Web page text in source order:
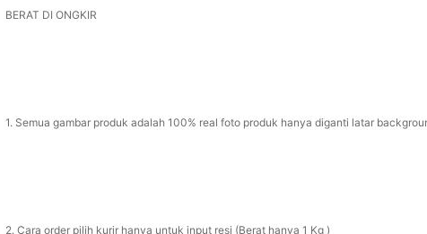
BERAT DI ONGKIR
1. Semua gambar produk adalah 100% real foto produk hanya diganti latar
2. Cara order pilih kurir hanya untuk input resi (Berat hanya 1 Kg )